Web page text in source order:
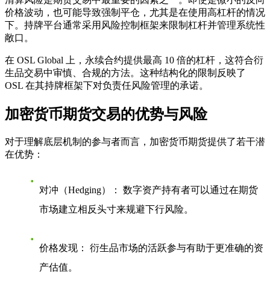
价格波动，也可能导致强制平仓，尤其是在使用高杠杆的情况
下。持牌平台通常采用风险控制框架来限制杠杆并管理系统性
敞口。
在 OSL Global 上，永续合约提供最高 10 倍的杠杆，这符合衍
生品交易中审慎、合规的方法。这种结构化的限制反映了
OSL 在其持牌框架下对负责任风险管理的承诺。
加密货币期货交易的优势与风险
对于理解底层机制的参与者而言，加密货币期货提供了若干潜
在优势：
对冲（Hedging）：
数字资产持有者可以通过在期货
市场建立相反头寸来规避下行风险。
价格发现：
衍生品市场的活跃参与有助于更准确的资
产估值。